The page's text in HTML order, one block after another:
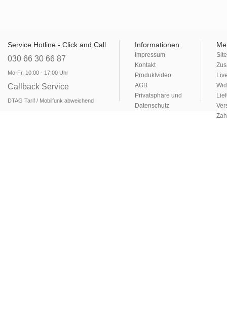
Service Hotline - Click and Call
030 66 30 66 87
Mo-Fr, 10:00 - 17:00 Uhr
Callback Service
DTAG Tarif / Mobilfunk abweichend
Informationen
Impressum
Kontakt
Produktvideo
AGB
Privatsphäre und
Datenschutz